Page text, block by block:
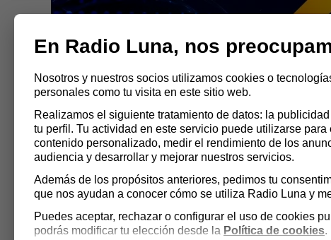
En Radio Luna, nos
Nosotros y nuestros socios utilizamos cookies o
personales como tu visita en este sitio web.
Realizamos el siguiente tratamiento de datos: la
tu perfil. Tu actividad en este servicio puede utilizarse
contenido personalizado, medir el rendimiento de los
audiencia y desarrollar y mejorar nuestros servicios.
Además de los propósitos anteriores, pedimos tu
que nos ayudan a conocer cómo se utiliza Radio Luna y
Puedes aceptar, rechazar o configurar el uso de cookies
podrás modificar tu elección desde la Política de cookies.
Abrir
Radio Luna, líder en el